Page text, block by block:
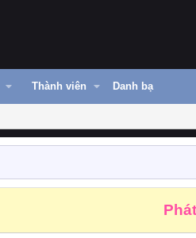
Thành viên Danh bạ